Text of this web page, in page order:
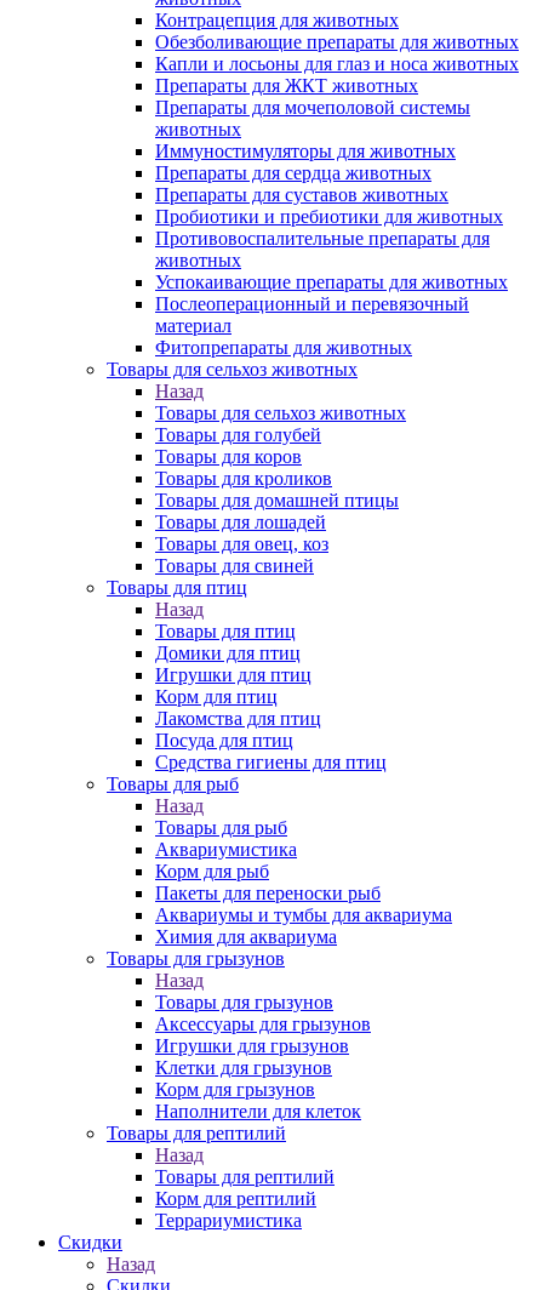
Контрацепция для животных
Обезболивающие препараты для животных
Капли и лосьоны для глаз и носа животных
Препараты для ЖКТ животных
Препараты для мочеполовой системы
животных
Иммуностимуляторы для животных
Препараты для сердца животных
Препараты для суставов животных
Пробиотики и пребиотики для животных
Противовоспалительные препараты для
животных
Успокаивающие препараты для животных
Послеоперационный и перевязочный
материал
Фитопрепараты для животных
Товары для сельхоз животных
Назад
Товары для сельхоз животных
Товары для голубей
Товары для коров
Товары для кроликов
Товары для домашней птицы
Товары для лошадей
Товары для овец, коз
Товары для свиней
Товары для птиц
Назад
Товары для птиц
Домики для птиц
Игрушки для птиц
Корм для птиц
Лакомства для птиц
Посуда для птиц
Средства гигиены для птиц
Товары для рыб
Назад
Товары для рыб
Аквариумистика
Корм для рыб
Пакеты для переноски рыб
Аквариумы и тумбы для аквариума
Химия для аквариума
Товары для грызунов
Назад
Товары для грызунов
Аксессуары для грызунов
Игрушки для грызунов
Клетки для грызунов
Корм для грызунов
Наполнители для клеток
Товары для рептилий
Назад
Товары для рептилий
Корм для рептилий
Террариумистика
Скидки
Назад
Скидки